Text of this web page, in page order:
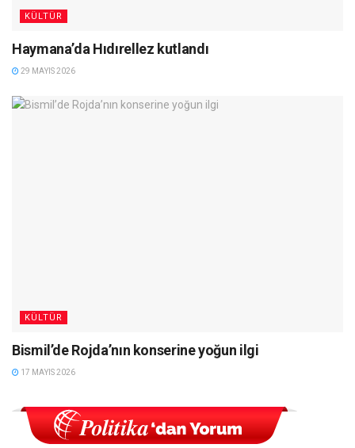
KÜLTÜR
Haymana’da Hıdırellez kutlandı
29 MAYIS 2026
KÜLTÜR
Bismil’de Rojda’nın konserine yoğun ilgi
17 MAYIS 2026